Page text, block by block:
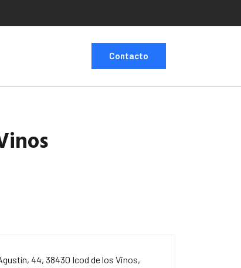
Contacto
44, 38430 Icod de los Vinos,